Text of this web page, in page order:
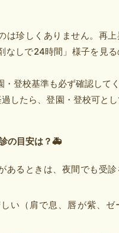
は珍しくありません。再
なしで24時間」様子を見
・登校基準も必ず確認してく
したら、登園・登校可と
の目安は？🚑
あるときは、夜間でも受診
い（肩で息、唇が紫、ゼ